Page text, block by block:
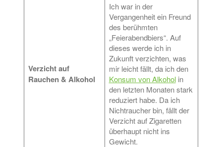
Verzicht auf
Rauchen & Alkohol
Ich war in der
Vergangenheit ein Freund
des berühmten
„Feierabendbiers“. Auf
dieses werde ich in
Zukunft verzichten, was
mir leicht fällt, da ich den
Konsum von Alkoholin
den letzten Monaten stark
reduziert habe. Da ich
Nichtraucher bin, fällt der
Verzicht auf Zigaretten
überhaupt nicht ins
Gewicht.